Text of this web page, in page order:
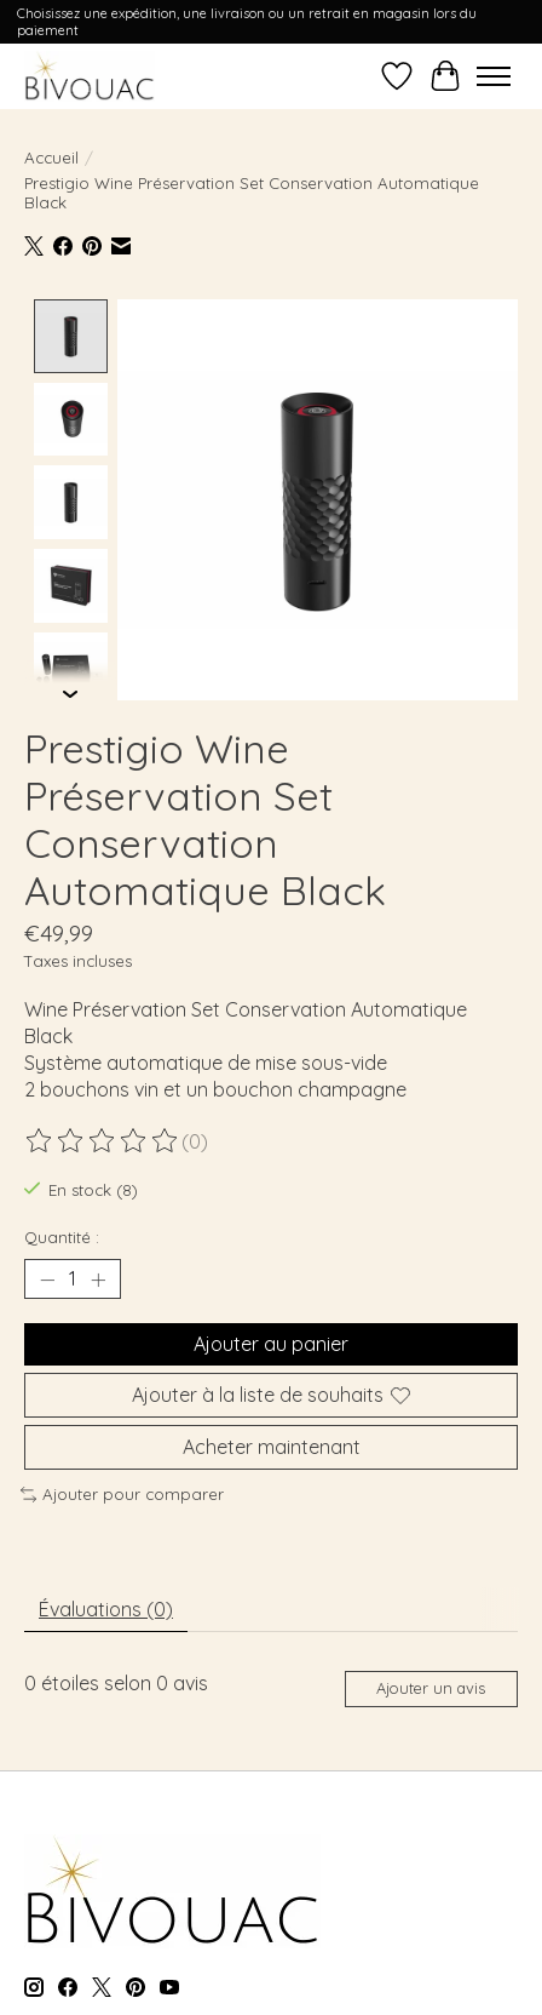
Choisissez une expédition, une livraison ou un retrait en magasin lors du
paiement
Liste dePanier
Accueil /
Prestigio Wine Préservation Set Conservation Automatique
Black
Prestigio Wine
Préservation Set
Conservation
Automatique Black
€49,99
Taxes incluses
Wine Préservation Set Conservation Automatique
Black
Système automatique de mise sous-vide
2 bouchons vin et un bouchon champagne
Ce produit est évalué à
(0)
En stock (8)
Quantité :
Ajouter au panier
Ajouter à la liste de souhaits
Acheter maintenant
Ajouter pour comparer
Évaluations (0)
0 étoiles selon 0 avis Ajouter un avis